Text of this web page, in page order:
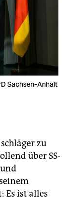
Sachsen-Anhalt
zu
über SS-
Es ist alles